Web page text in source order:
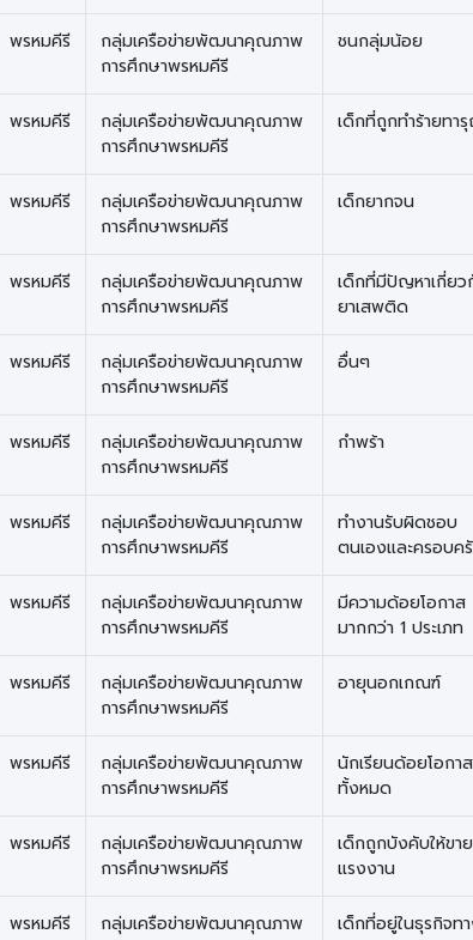
พรหมคีรี
กลุ่มเครือข่ายพัฒนาคุณภาพ
การศึกษาพรหมคีรี
ชนกลุ่มน้อย
พรหมคีรี
กลุ่มเครือข่ายพัฒนาคุณภาพ
การศึกษาพรหมคีรี
เด็กที่ถูกทำร้ายทา
พรหมคีรี
กลุ่มเครือข่ายพัฒนาคุณภาพ
การศึกษาพรหมคีรี
เด็กยากจน
พรหมคีรี
กลุ่มเครือข่ายพัฒนาคุณภาพ
การศึกษาพรหมคีรี
เด็กที่มีปัญหาเกี่ยว
ยาเสพติด
พรหมคีรี
กลุ่มเครือข่ายพัฒนาคุณภาพ
การศึกษาพรหมคีรี
อื่นๆ
พรหมคีรี
กลุ่มเครือข่ายพัฒนาคุณภาพ
การศึกษาพรหมคีรี
กำพร้า
พรหมคีรี
กลุ่มเครือข่ายพัฒนาคุณภาพ
การศึกษาพรหมคีรี
ทำงานรับผิดชอบ
ตนเองและครอบค
พรหมคีรี
กลุ่มเครือข่ายพัฒนาคุณภาพ
การศึกษาพรหมคีรี
มีความด้อยโอกาส
มากกว่า 1 ประเภท
พรหมคีรี
กลุ่มเครือข่ายพัฒนาคุณภาพ
การศึกษาพรหมคีรี
อายุนอกเกณฑ์
พรหมคีรี
กลุ่มเครือข่ายพัฒนาคุณภาพ
การศึกษาพรหมคีรี
นักเรียนด้อยโอกาส
ทั้งหมด
พรหมคีรี
กลุ่มเครือข่ายพัฒนาคุณภาพ
การศึกษาพรหมคีรี
เด็กถูกบังคับให้ขาย
แรงงาน
พรหมคีรี
กลุ่มเครือข่ายพัฒนาคุณภาพ
เด็กที่อยู่ในธุรกิจท